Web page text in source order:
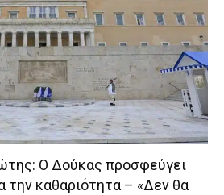
Ο Δούκας προσφεύγει
την καθαριότητα – «Δεν θα